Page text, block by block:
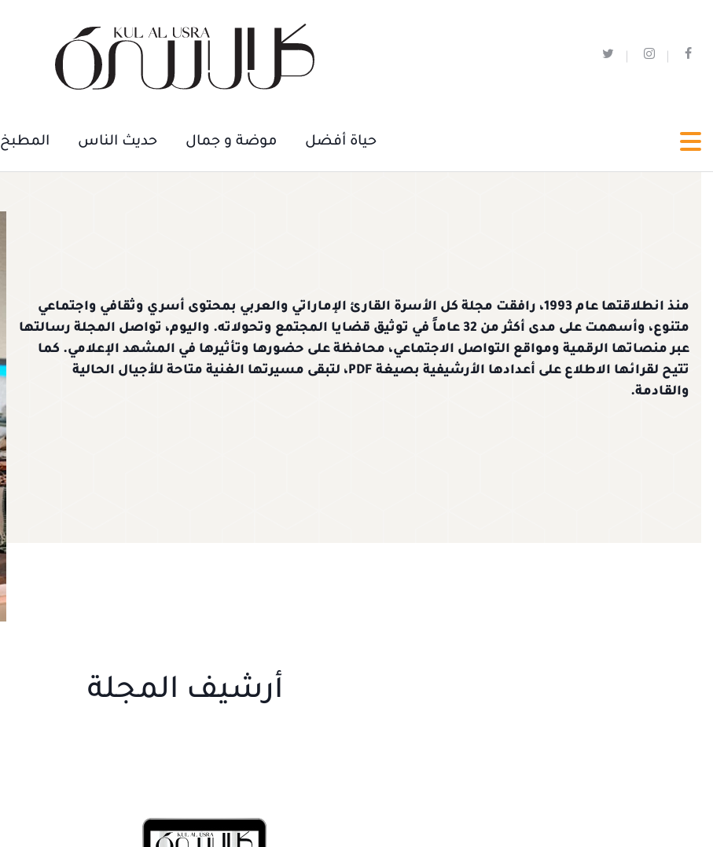
حياة أفضل موضة و جمال حديث الناس المطبخ
منذ انطلاقتها عام 1993، رافقت مجلة كل الأسرة القارئ الإماراتي والعربي بمحتوى أسري وثقافي واجتماعي
متنوع، وأسهمت على مدى أكثر من 32 عاماً في توثيق قضايا المجتمع وتحولاته. واليوم، تواصل المجلة رسالتها
عبر منصاتها الرقمية ومواقع التواصل الاجتماعي، محافظة على حضورها وتأثيرها في المشهد الإعلامي. كما
تتيح لقرائها الاطلاع على أعدادها الأرشيفية بصيغة PDF، لتبقى مسيرتها الغنية متاحة للأجيال الحالية
والقادمة.
أرشيف المجلة